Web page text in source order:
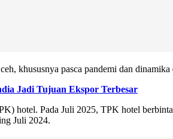
khususnya pasca pandemi dan
Jadi Tujuan Ekspor Terbesar
hotel. Pada Juli 2025, TPK hotel
Juli 2024.